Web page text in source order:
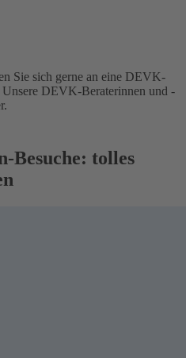
Sie sich gerne an eine DEVK-
DEVK-Beraterinnen und -
Besuche: tolles